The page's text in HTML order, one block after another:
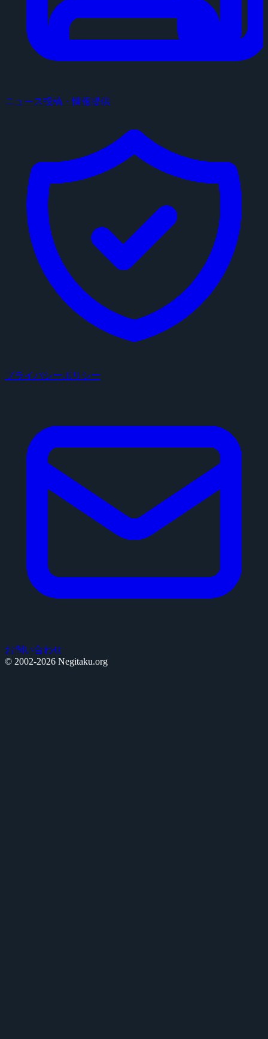
ニュース投稿・情報提供
プライバシーポリシー
お問い合わせ
© 2002-2026 Negitaku.org